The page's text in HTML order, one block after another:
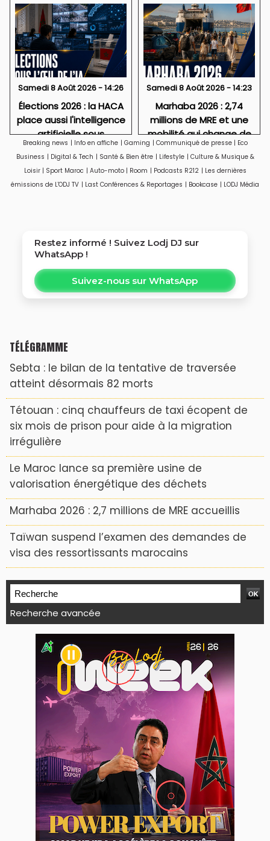
Samedi 8 Août 2026 - 14:26
Élections 2026 : la HACA
place aussi l'intelligence
artificielle sous
surveillance
Samedi 8 Août 2026 - 14:23
Marhaba 2026 : 2,74
millions de MRE et une
mobilité qui change de
visage
Breaking news | Info en affiche | Gaming | Communiqué de presse | Eco
Business | Digital & Tech | Santé & Bien être | Lifestyle | Culture & Musique &
Loisir | Sport Maroc | Auto-moto | Room | Podcasts R212 | Les dernières
émissions de L'ODJ TV | Last Conférences & Reportages | Bookcase | LODJ Média
Restez informé ! Suivez Lodj DJ sur
WhatsApp !
Suivez-nous sur WhatsApp
TÉLÉGRAMME
Sebta : le bilan de la tentative de traversée
atteint désormais 82 morts
Tétouan : cinq chauffeurs de taxi écopent de
six mois de prison pour aide à la migration
irrégulière
Le Maroc lance sa première usine de
valorisation énergétique des déchets
Marhaba 2026 : 2,7 millions de MRE accueillis
Taïwan suspend l’examen des demandes de
visa des ressortissants marocains
Recherche avancée